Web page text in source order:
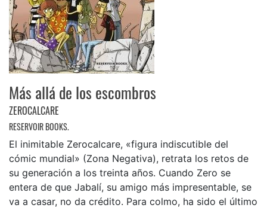
Más allá de los escombros
ZEROCALCARE
RESERVOIR BOOKS.
El inimitable Zerocalcare, «figura indiscutible del
cómic mundial» (Zona Negativa), retrata los retos de
su generación a los treinta años. Cuando Zero se
entera de que Jabalí, su amigo más impresentable, se
va a casar, no da crédito. Para colmo, ha sido el último